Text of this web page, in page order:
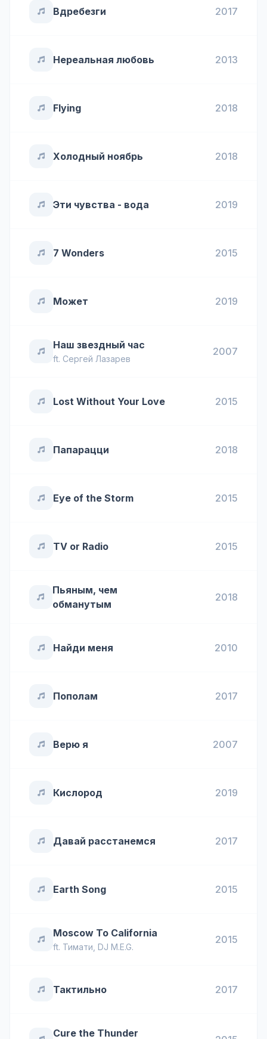
Вдребезги 2017
Нереальная любовь 2013
Flying 2018
Холодный ноябрь 2018
Эти чувства - вода 2019
7 Wonders 2015
Может 2019
Наш звездный час
ft. Сергей Лазарев
2007
Lost Without Your Love 2015
Папарацци 2018
Eye of the Storm 2015
TV or Radio 2015
Пьяным, чем
обманутым
2018
Найди меня 2010
Пополам 2017
Верю я 2007
Кислород 2019
Давай расстанемся 2017
Earth Song 2015
Moscow To California
ft. Тимати DJ M.E.G.
2015
Тактильно 2017
Cure the Thunder